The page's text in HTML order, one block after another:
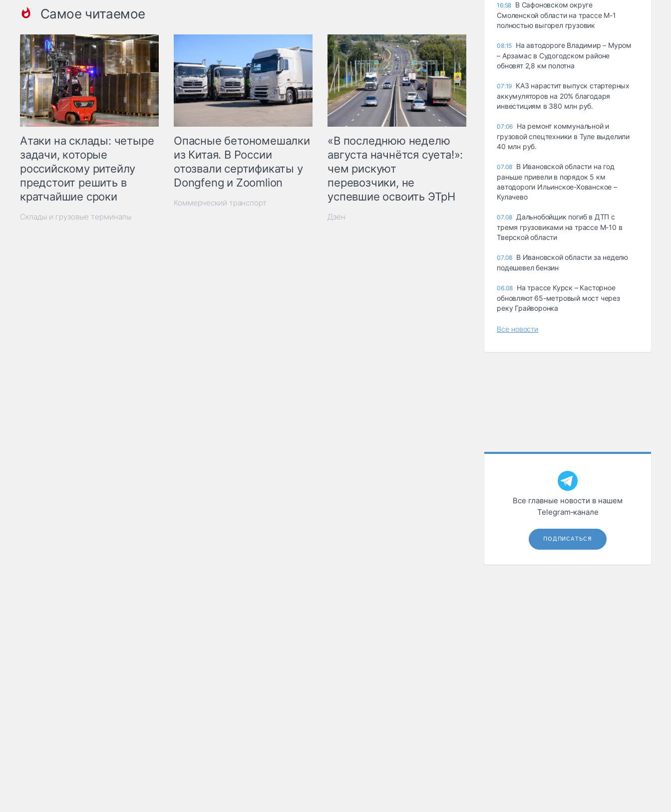
Самое читаемое
Атаки на склады: четыре
задачи, которые
российскому ритейлу
предстоит решить в
кратчайшие сроки
Склады и грузовые терминалы
Опасные бетономешалки
из Китая. В России
отозвали сертификаты у
Dongfeng и Zoomlion
Коммерческий транспорт
«В последнюю неделю
августа начнётся суета!»:
чем рискуют
перевозчики, не
успевшие освоить ЭТрН
Дзен
16:58 В Сафоновском округе
Смоленской области на трассе М-1
полностью выгорел грузовик
08:15 На автодороге Владимир – Муром
– Арзамас в Судогодском районе
обновят 2,8 км полотна
07:19 КАЗ нарастит выпуск стартерных
аккумуляторов на 20% благодаря
инвестициям в 380 млн руб.
07:06 На ремонт коммунальной и
грузовой спецтехники в Туле выделили
40 млн руб.
07.08 В Ивановской области на год
раньше привели в порядок 5 км
автодороги Ильинское-Хованское –
Кулачево
07.08 Дальнобойщик погиб в ДТП с
тремя грузовиками на трассе М-10 в
Тверской области
07.08 В Ивановской области за неделю
подешевел бензин
06.08 На трассе Курск – Касторное
обновляют 65-метровый мост через
реку Грайворонка
Все новости
Все главные новости в нашем
Telegram‑канале
ПОДПИСАТЬСЯ